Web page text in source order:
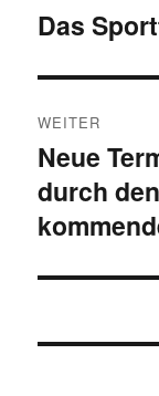
Vorheriger
Das
WEITER
Nächster
Beitrag:
Neue
durch